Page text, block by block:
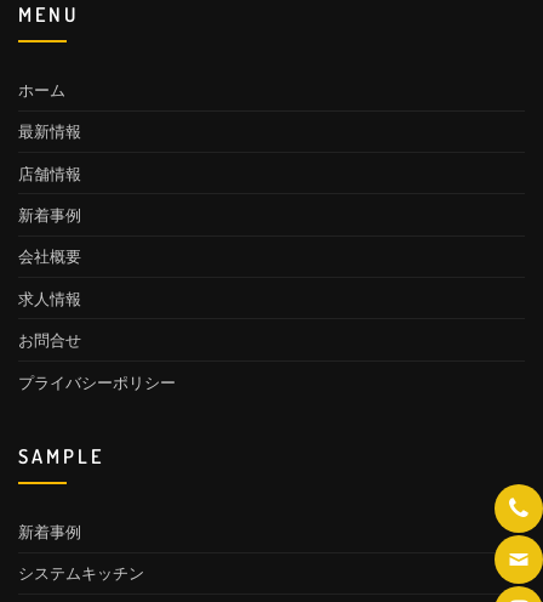
MENU
ホーム
最新情報
店舗情報
新着事例
会社概要
求人情報
お問合せ
プライバシーポリシー
SAMPLE
新着事例
システムキッチン